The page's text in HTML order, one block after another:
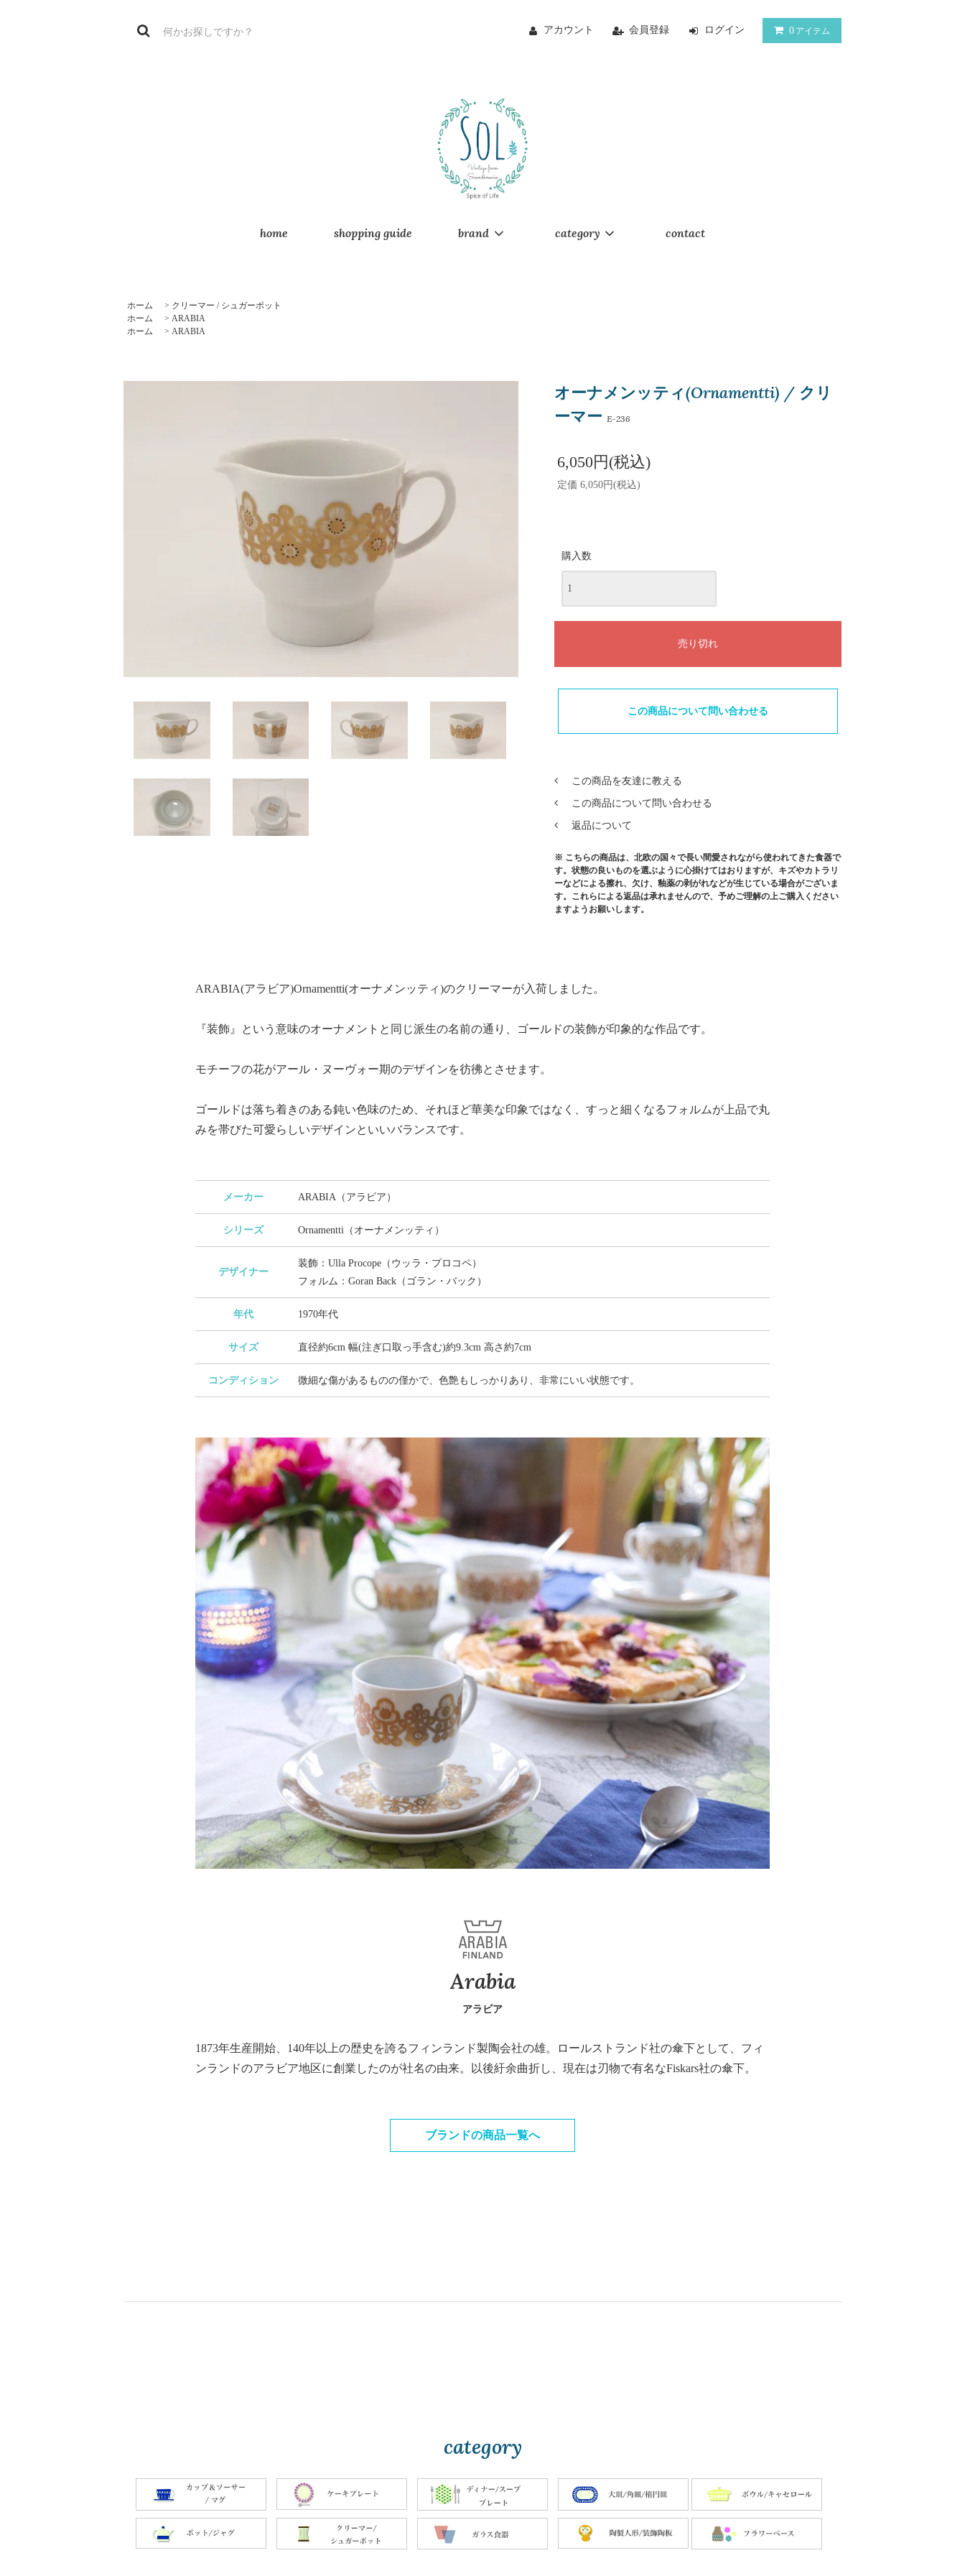
アカウント 会員登録 ログイン 0 アイテム
home shopping guide brand category contact
ホーム > クリーマー / シュガーポット
ホーム
> ARABIA
ホーム
> ARABIA
オーナメンッティ(Ornamentti) / クリ
ーマー E-236
6,050円(税込)
定価 6,050円(税込)
購入数
この商品について問い合わせる
この商品を友達に教える
この商品について問い合わせる
返品について
※ こちらの商品は、北欧の国々で長い間愛されながら使われてきた食器で
す。状態の良いものを選ぶように心掛けてはおりますが、キズやカトラリ
ーなどによる擦れ、欠け、釉薬の剥がれなどが生じている場合がございま
す。これらによる返品は承れませんので、予めご理解の上ご購入ください
ますようお願いします。
ARABIA(アラビア)Ornamentti(オーナメンッティ)のクリーマーが入荷しました。
『装飾』という意味のオーナメントと同じ派生の名前の通り、ゴールドの装飾が印象的な作品です。
モチーフの花がアール・ヌーヴォー期のデザインを彷彿とさせます。
ゴールドは落ち着きのある鈍い色味のため、それほど華美な印象ではなく、すっと細くなるフォルムが上品で丸
みを帯びた可愛らしいデザインといいバランスです。
メーカー ARABIA（アラビア）
シリーズ Ornamentti（オーナメンッティ）
デザイナー
装飾：Ulla Procope（ウッラ・プロコペ）
フォルム：Goran Back（ゴラン・バック）
年代 1970年代
サイズ 直径約6cm 幅(注ぎ口取っ手含む)約9.3cm 高さ約7cm
コンディション 微細な傷があるものの僅かで、色艶もしっかりあり、非常にいい状態です。
Arabia
アラビア
1873年生産開始、140年以上の歴史を誇るフィンランド製陶会社の雄。ロールストランド社の傘下として、フィ
ンランドのアラビア地区に創業したのが社名の由来。以後紆余曲折し、現在は刃物で有名なFiskars社の傘下。
ブランドの商品一覧へ
category